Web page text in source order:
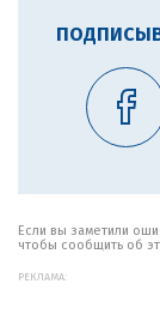
Если вы заметили
чтобы сообщить об
РЕКЛАМА: